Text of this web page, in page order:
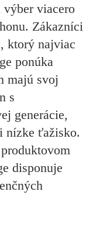
výber viacero
Zákazníci
ktorý najviac
ponúka
majú svoj
s
generácie,
nízke ťažisko.
disponuje